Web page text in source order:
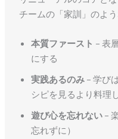
チームの「家訓」のよう
本質ファースト – 表
にする
実践あるのみ– 学び
シピを見るより料理
遊び心を忘れない–
忘れずに）